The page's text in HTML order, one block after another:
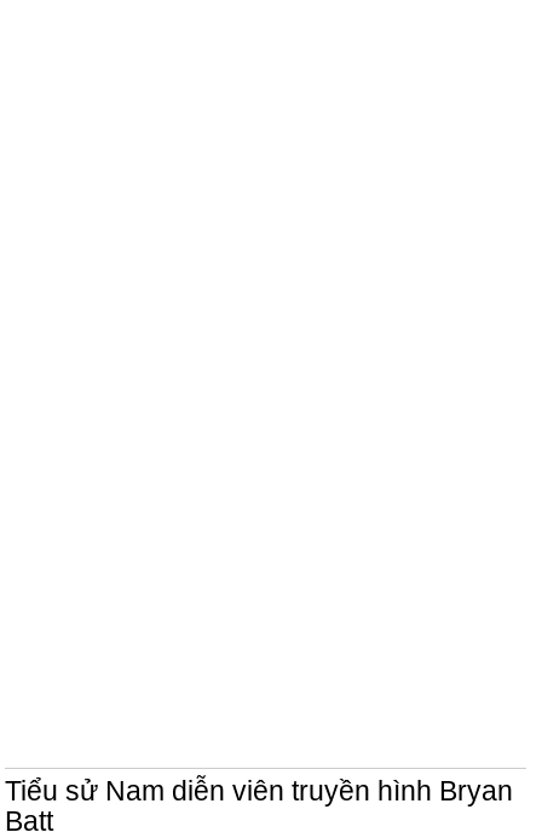
Tiểu sử Nam diễn viên truyền hình Bryan
Batt